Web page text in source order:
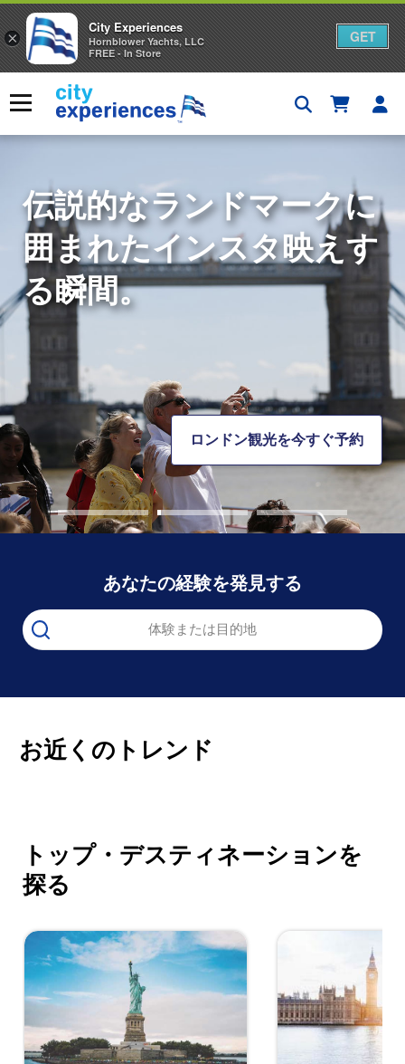
ス
メニュー
他では味わえない、アイ
コニックな体験。
アルカトラズを今すぐ予約
伝説的なランドマークに
囲まれたインスタ映えす
る瞬間。
ロンドン観光を今すぐ予約
一生の思い出に残る、畏
敬の念を抱かせる冒険。
ナイアガラの滝を予約する
あなたの経験を発見する
体験または目的地
お近くのトレンド
トップ・デスティネーションを
探る
×
City Experiences
Hornblower Yachts, LLC
FREE - In Store
GET